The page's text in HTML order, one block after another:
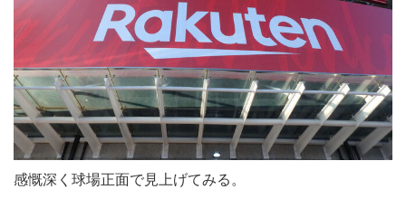
感慨深く球場正面で見上げてみる。